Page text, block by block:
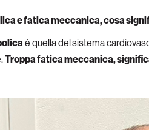
e fatica meccanica, cosa
è quella delsistema
Troppa fatica meccanica,